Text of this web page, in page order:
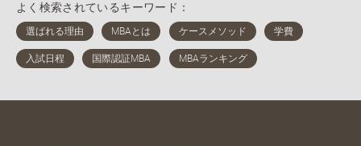
よく検索されているキーワード：